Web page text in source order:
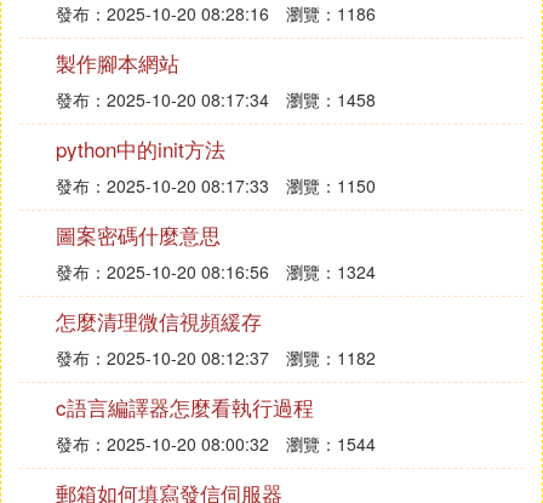
《minecraft》（《我的世界》）是一款風靡全球的高
自由度沙盒游戲，由瑞典MojangAB和4J Studios開
發。
Minecraft是一款沙盒游戲，整個游戲沒有劇情，玩家
在游戲中自由建設和破壞，透過像積木一樣來對元素
進行組合與拼湊，輕而易舉的就能製作出小木屋、城
堡甚至城市，玩家可以通過自己創造的作品來體驗上
帝一般的感覺。在這款游戲里，不僅可以單人娛樂，
還可以多人聯機，玩家也可以安裝一些模組來增加游
戲趣味性。
Minecraft著重於讓玩家去探索、交互，並且改變一個
由一立方米大小的方塊動態生成的地圖。除了方塊以
外，環境功能還包括植物、生物與物品。游戲里的一
些活動包括採集礦石、與敵對生物戰斗、合成新的方
塊與收集各種在游戲中找到的資源的工具。
發布：2025-10-20 08:28:16 瀏覽：1186
製作腳本網站
發布：2025-10-20 08:17:34 瀏覽：1458
python中的init方法
發布：2025-10-20 08:17:33 瀏覽：1150
圖案密碼什麼意思
發布：2025-10-20 08:16:56 瀏覽：1324
怎麼清理微信視頻緩存
發布：2025-10-20 08:12:37 瀏覽：1182
c語言編譯器怎麼看執行過程
發布：2025-10-20 08:00:32 瀏覽：1544
郵箱如何填寫發信伺服器